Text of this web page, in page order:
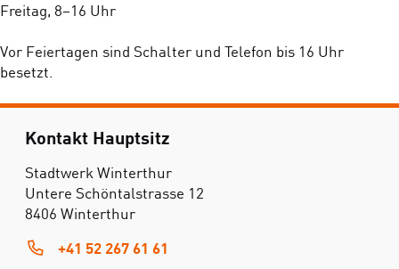
Freitag, 8–16 Uhr
Vor Feiertagen sind Schalter und Telefon bis 16 Uhr
besetzt.
Kontakt Hauptsitz
Stadtwerk Winterthur
Untere Schöntalstrasse 12
8406 Winterthur
+41 52 267 61 61